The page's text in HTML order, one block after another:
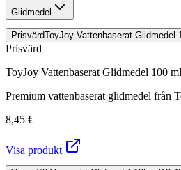
Glidmedel
PrisvärdToyJoy Vattenbaserat Glidmedel
Prisvärd
ToyJoy Vattenbaserat Glidmedel 100 ml
Premium vattenbaserat glidmedel från
8,45 €
Visa produkt